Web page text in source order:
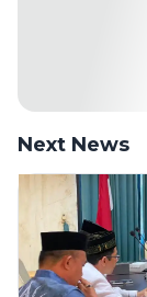
Next News